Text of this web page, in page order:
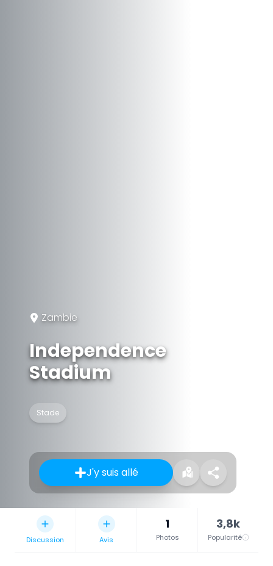
Zambie
Independence
Stadium
Stade
J'y suis allé
Discussion Avis
1
Photos
3,8k
Popularité